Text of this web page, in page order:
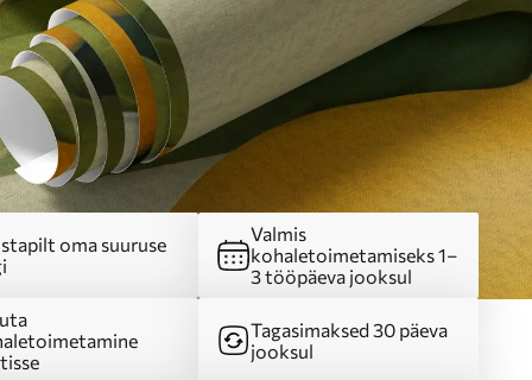
oma suuruse
Valmis
kohaletoimetamiseks 1–
3 tööpäeva jooksul
Tagasimaksed 30 päeva
jooksul